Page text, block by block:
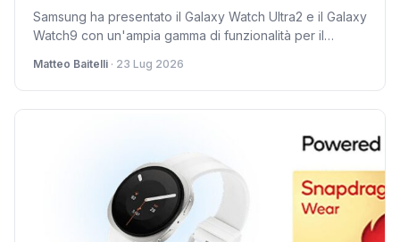
Samsung ha presentato il Galaxy Watch Ultra2 e il Galaxy
Watch9 con un'ampia gamma di funzionalità per il
l'upgrade che ci aspettavamo?
Matteo Baitelli · 23 Lug 2026